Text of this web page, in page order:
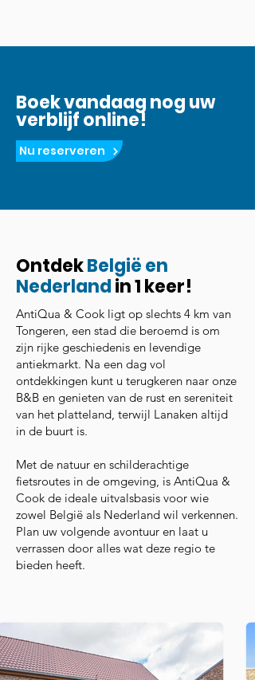
Boek vandaag nog uw
verblijf online!
Nu reserveren
OntdekBelgië en
Nederlandin 1 keer!
AntiQua & Cook ligt op slechts 4 km van
Tongeren, een stad die beroemd is om
zijn rijke geschiedenis en levendige
antiekmarkt. Na een dag vol
ontdekkingen kunt u terugkeren naar onze
B&B en genieten van de rust en sereniteit
van het platteland, terwijl Lanaken altijd
in de buurt is.
Met de natuur en schilderachtige
fietsroutes in de omgeving, is AntiQua &
Cook de ideale uitvalsbasis voor wie
zowel België als Nederland wil verkennen.
Plan uw volgende avontuur en laat u
verrassen door alles wat deze regio te
bieden heeft.